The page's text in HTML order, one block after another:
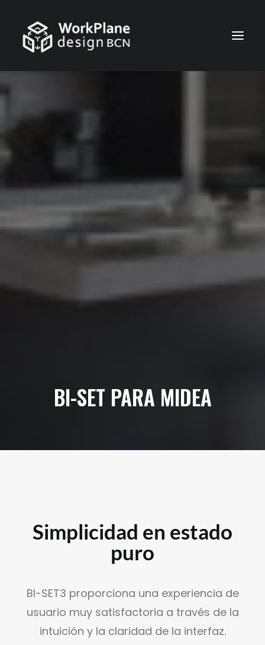
ESPAÑOL
QUIÉNES SOMOS
SERVICIOS
TRABAJOS
CONTACTO
SEARCH
BI-SET PARA MIDEA
Simplicidad en estado
puro
BI-SET3 proporciona una experiencia de
usuario muy satisfactoria a través de la
intuición y la claridad de la interfaz.